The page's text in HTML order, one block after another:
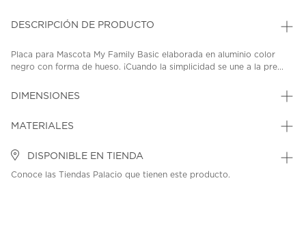
DESCRIPCIÓN DE PRODUCTO
Placa para Mascota My Family Basic elaborada en aluminio color
negro con forma de hueso. ¡Cuando la simplicidad se une a la pre...
DIMENSIONES
MATERIALES
DISPONIBLE EN TIENDA
Conoce las Tiendas Palacio que tienen este producto.